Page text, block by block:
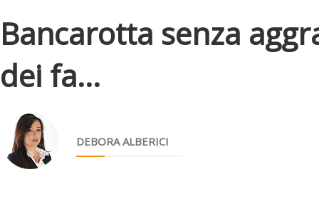
Bancarotta senza
dei fa...
DEBORA ALBERICI